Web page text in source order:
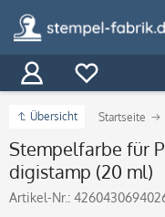
Übersicht Startseite
Stempelfarbe für
digistamp (20 ml)
Artikel-Nr.: